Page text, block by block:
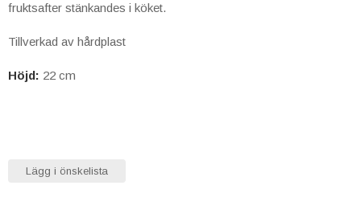
fruktsafter stänkandes i köket.
Tillverkad av hårdplast
Höjd: 22 cm
Lägg i önskelista